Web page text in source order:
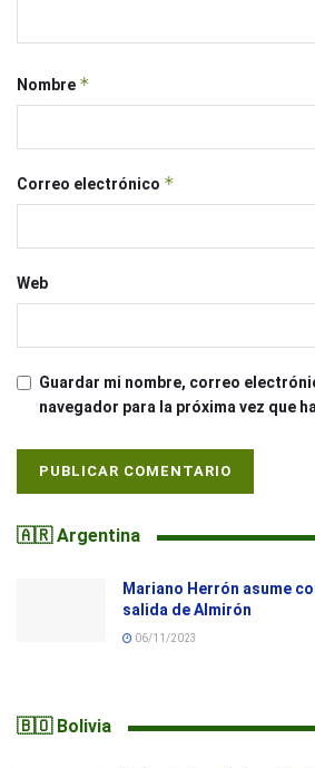
Nombre *
Correo electrónico *
Web
Guardar mi nombre, correo
navegador para la próxima vez que
🇦🇷 Argentina
Mariano Herrón asume
salida de Almirón
06/11/2023
🇧🇴 Bolivia